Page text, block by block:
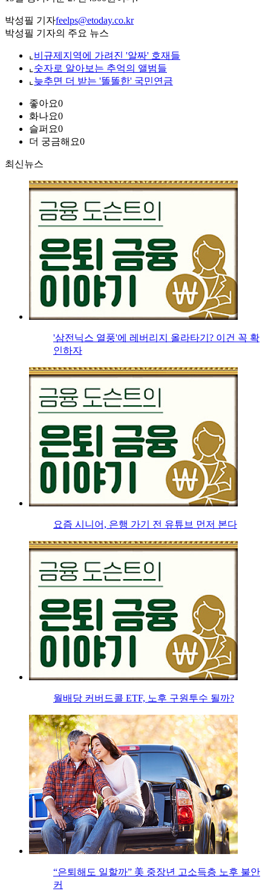
박성필 기자feelps@etoday.co.kr
박성필 기자의 주요 뉴스
⌞ 비규제지역에 가려진 '알짜' 호재들
⌞ 숫자로 알아보는 추억의 앨범들
⌞ 늦추면 더 받는 '똘똘한' 국민연금
좋아요0
화나요0
슬퍼요0
더 궁금해요0
최신뉴스
'삼전닉스 열풍'에 레버리지 올라타기? 이건 꼭 확
인하자
요즘 시니어, 은행 가기 전 유튜브 먼저 본다
월배당 커버드콜 ETF, 노후 구원투수 될까?
“은퇴해도 일할까” 美 중장년 고소득층 노후 불안
커